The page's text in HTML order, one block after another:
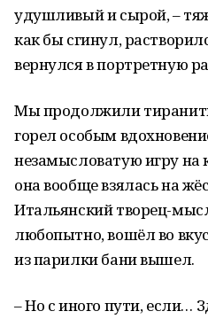
удушливый и сырой, –
как бы сгинул,
вернулся в портретную
Мы продолжили
горел особым
незамысловатую игру на
она вообще взялась на
Итальянский творец-
любопытно, вошёл во
из парилки бани вышел.
– Но с иного пути, если…